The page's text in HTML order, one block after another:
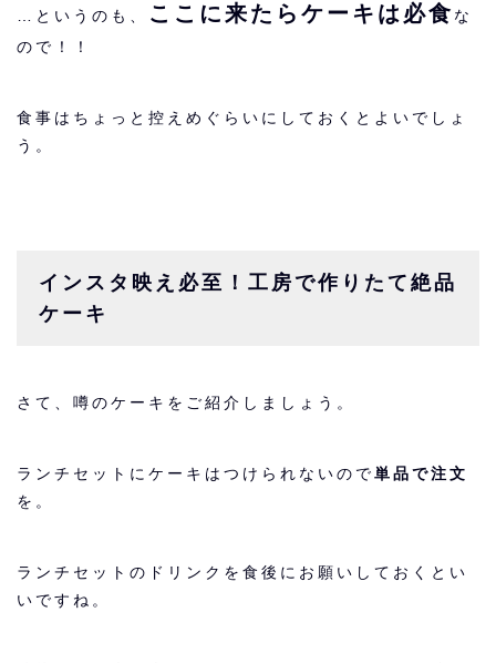
…というのも、 ここに来たらケーキは必食 な
ので！！
食事はちょっと控えめぐらいにしておくとよいでしょ
う。
インスタ映え必至！工房で作りたて絶品
ケーキ
さて、噂のケーキをご紹介しましょう。
ランチセットにケーキはつけられないので単品で注文
を。
ランチセットのドリンクを食後にお願いしておくとい
いですね。